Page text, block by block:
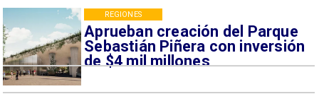
Aprueban creación del Parque
Sebastián Piñera con inversión
de $4 mil millones
REGIONES